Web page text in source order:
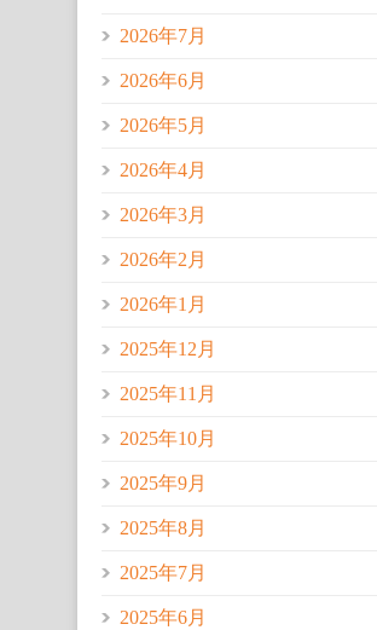
2026年7月
2026年6月
2026年5月
2026年4月
2026年3月
2026年2月
2026年1月
2025年12月
2025年11月
2025年10月
2025年9月
2025年8月
2025年7月
2025年6月